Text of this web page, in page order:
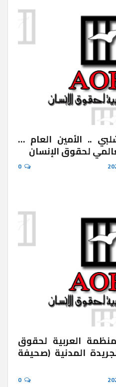
.. الأمين العام …
العربية لحقوق
المدنية (صحيفة